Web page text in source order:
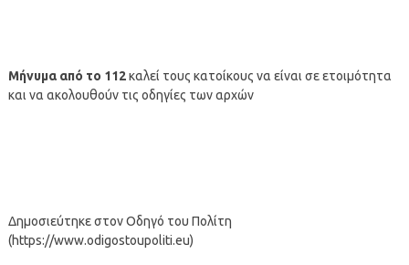
Μήνυμα από το 112καλεί τους κατοίκους να είναι σε ετοιμότητα
και να ακολουθούν τις οδηγίες των αρχών
Δημοσιεύτηκε στον Οδηγό του Πολίτη
(https://www.odigostoupoliti.eu)